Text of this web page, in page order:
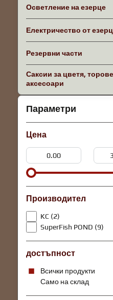
Параметри
Цена
От:
До:
Производител
KC (2)
SuperFish POND (9)
достъпност
Всички продукти
Само на склад
Осветление на езерце
Електричество от
Резервни части
Саксии за цветя,
аксесоари